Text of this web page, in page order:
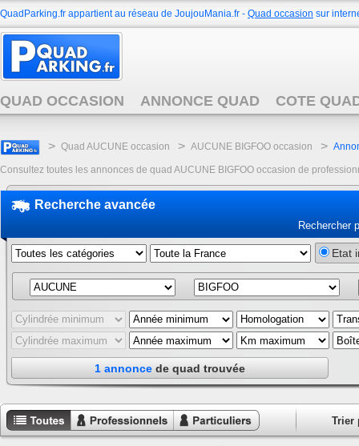
QuadParking.fr appartient au réseau de JoujouMania.fr - Quad occasion sur
QUAD OCCASION ANNONCE QUAD COTE
> Quad AUCUNE occasion > AUCUNE BIGFOO occasion >
Consultez toutes les annonces de quad AUCUNE BIGFOO occasion de
Recherche avancée
Rechercher
Etat
1 annonce de quad trouvée
Toutes les Annonces
Annonces
Trier